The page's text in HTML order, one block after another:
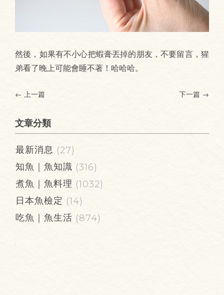
然後，如果有不小心把蝦膏丟掉的朋友，不要留言，猩
弟看了晚上可能會睡不著！哈哈哈。
← 上一篇 下一篇 →
文章分類
最新消息 (27)
知魚｜魚知識 (316)
煮魚｜魚料理 (1032)
日本魚檢定 (14)
吃魚｜魚生活 (874)